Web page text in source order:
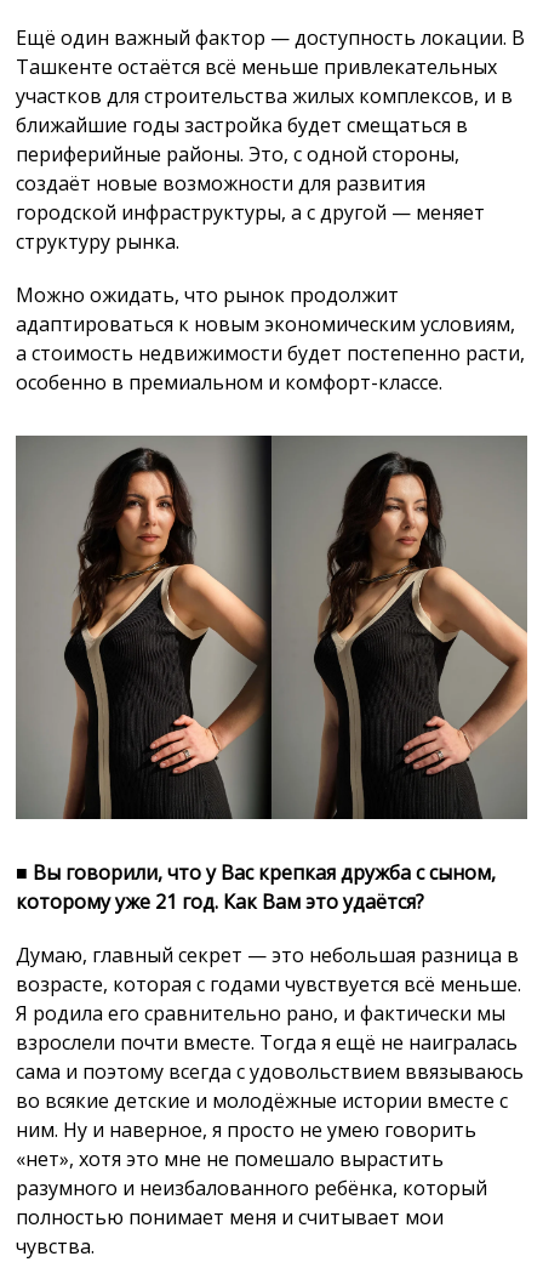
Ещё один важный фактор — доступность локации. В
Ташкенте остаётся всё меньше привлекательных
участков для строительства жилых комплексов, и в
ближайшие годы застройка будет смещаться в
периферийные районы. Это, с одной стороны,
создаёт новые возможности для развития
городской инфраструктуры, а с другой — меняет
структуру рынка.
Можно ожидать, что рынок продолжит
адаптироваться к новым экономическим условиям,
а стоимость недвижимости будет постепенно расти,
особенно в премиальном и комфорт-классе.
■ Вы говорили, что у Вас крепкая дружба с сыном,
которому уже 21 год. Как Вам это удаётся?
Думаю, главный секрет — это небольшая разница в
возрасте, которая с годами чувствуется всё меньше.
Я родила его сравнительно рано, и фактически мы
взрослели почти вместе. Тогда я ещё не наигралась
сама и поэтому всегда с удовольствием ввязываюсь
во всякие детские и молодёжные истории вместе с
ним. Ну и наверное, я просто не умею говорить
«нет», хотя это мне не помешало вырастить
разумного и неизбалованного ребёнка, который
полностью понимает меня и считывает мои
чувства.